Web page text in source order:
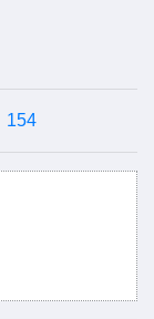
154